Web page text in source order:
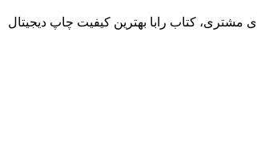
کتاب رابا بهترین کیفیت چاپ دیجیتال